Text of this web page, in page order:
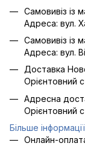
Самовивіз із
Адреса: вул.
Самовивіз із
Адреса: вул.
Доставка
Орієнтовний
Адресна
Орієнтовний
Більше
Онлайн-